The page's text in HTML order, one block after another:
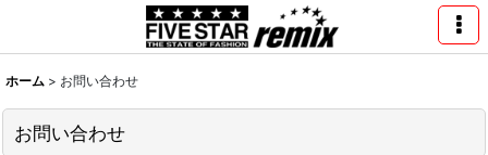
ホーム > お問い合わせ
お問い合わせ